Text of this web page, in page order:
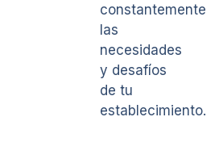
constantemente
las
necesidades
y desafíos
de tu
establecimiento.